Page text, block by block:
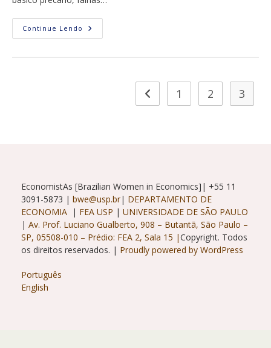
Continue Lendo Pandemia
Escancara
Ir para a página anterior
1 2 3
EconomistAs [Brazilian Women in Economics]| +55 11
3091-5873 | bwe@usp.br| DEPARTAMENTO DE
ECONOMIA | FEA USP | UNIVERSIDADE DE SÃO PAULO
| Av. Prof. Luciano Gualberto, 908 – Butantã, São Paulo –
SP, 05508-010 – Prédio: FEA 2, Sala 15 |Copyright. Todos
os direitos reservados. | Proudly powered by WordPress
Português
English